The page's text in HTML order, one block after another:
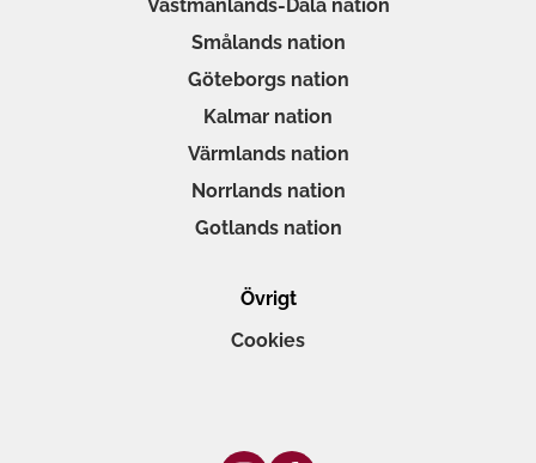
Västmanlands-Dala nation
Smålands nation
Göteborgs nation
Kalmar nation
Värmlands nation
Norrlands nation
Gotlands nation
Övrigt
Cookies